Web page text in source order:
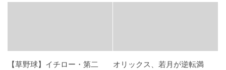
【草野球】イチロー・第二
オリックス、若月が逆転満